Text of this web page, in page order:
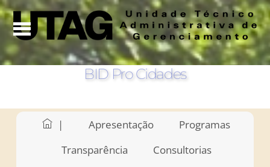
BID Pro Cidades
| Apresentação
Programas
Transparência
Consultorias
Urbano do Município de Curitiba – BID PRÓ-